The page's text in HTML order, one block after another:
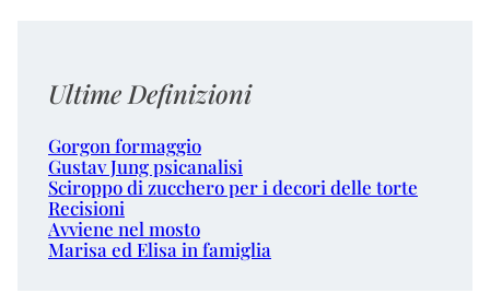
Ultime Definizioni
Gorgon formaggio
Gustav Jung psicanalisi
Sciroppo di zucchero per i decori delle torte
Recisioni
Avviene nel mosto
Marisa ed Elisa in famiglia